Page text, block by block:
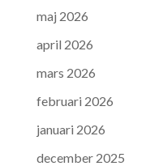
maj 2026
april 2026
mars 2026
februari 2026
januari 2026
december 2025